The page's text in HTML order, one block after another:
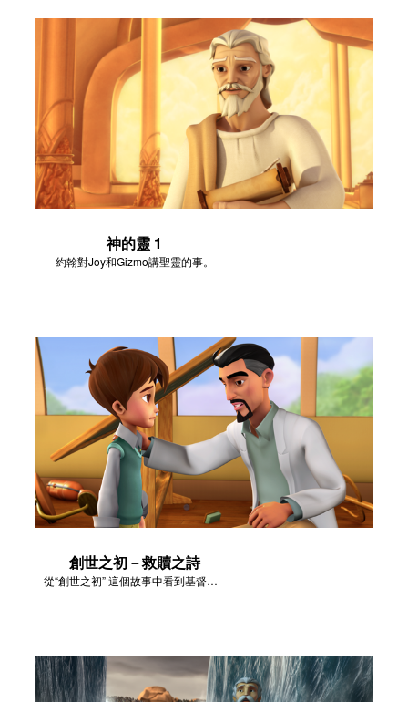
神的靈 1
約翰對Joy和Gizmo講聖靈的事。
創世之初－救贖之詩
從“創世之初” 這個故事中看到基督對我們的愛。